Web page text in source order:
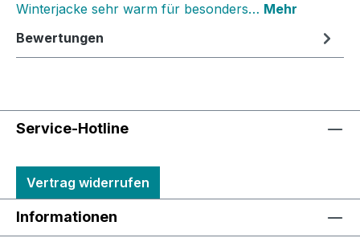
Winterjacke sehr warm für besonders… Mehr
Bewertungen
Service-Hotline
Vertrag widerrufen
Informationen